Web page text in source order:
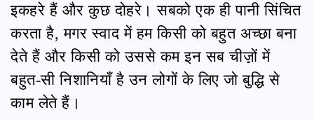
इकहरे हैं और कुछ दोहरे। सबको एक ही पानी सिंचित
करता है, मगर स्वाद में हम किसी को बहुत अच्छा बना
देते हैं और किसी को उससे कम इन सब चीज़़ों में
बहुत-सी निशानियाँ है उन लोगों के लिए जो बुद्धि से
काम लेते हैं।